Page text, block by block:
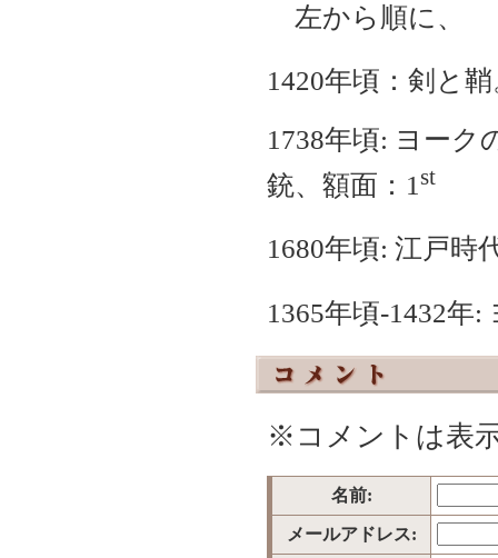
左から順に、
1420年頃：剣と
1738年頃: ヨー
銃、額面：1 st
1680年頃: 江戸時
1365年頃-1432年
※コメントは表
名前:
メールアドレス: